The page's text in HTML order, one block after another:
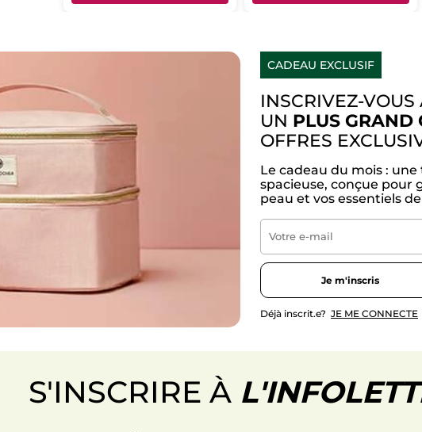
CADEAU EXCLUSIF
INSCRIVEZ-VOUS
UN PLUS GRAND
OFFRES
Le cadeau du mois :
spacieuse, conçue pour
peau et vos essentiels
Je m'inscris
Déjà inscrit.e? JE ME CONNECTE
S'INSCRIRE À